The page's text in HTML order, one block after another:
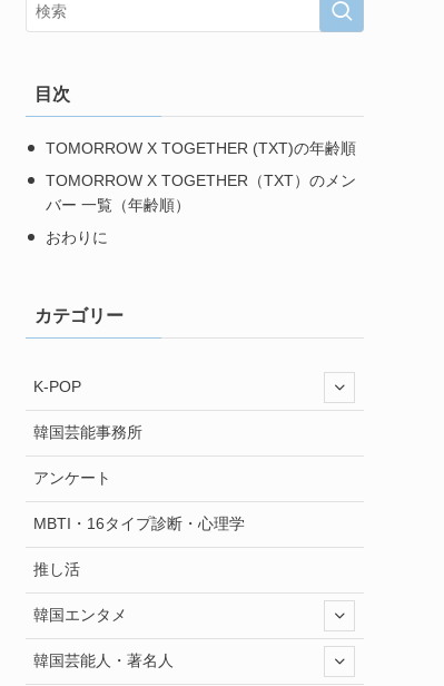
目次
TOMORROW X TOGETHER (TXT)の年齢順
TOMORROW X TOGETHER（TXT）のメン
バー 一覧（年齢順）
おわりに
カテゴリー
K-POP
韓国芸能事務所
アンケート
MBTI・16タイプ診断・心理学
推し活
韓国エンタメ
韓国芸能人・著名人